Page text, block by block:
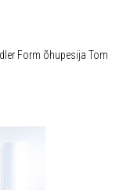
Form õhupesija Tom